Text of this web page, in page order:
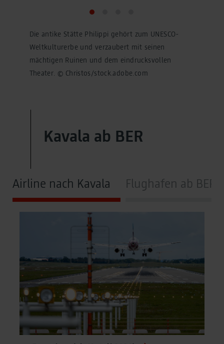
Die antike Stätte Philippi gehört zum UNESCO-
Weltkulturerbe und verzaubert mit seinen
mächtigen Ruinen und dem eindrucksvollen
Theater. © Christos/stock.adobe.com
Kavala ab BER
Airline nach Kavala Flughafen ab BER